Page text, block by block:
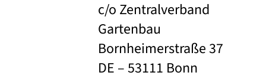
c/o Zentralverband
Gartenbau
Bornheimerstraße 37
DE – 53111 Bonn